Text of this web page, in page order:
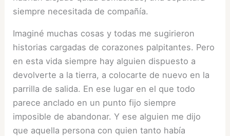
siempre necesitada de compañía.
Imaginé muchas cosas y todas me sugirieron
historias cargadas de corazones palpitantes. Pero
en esta vida siempre hay alguien dispuesto a
devolverte a la tierra, a colocarte de nuevo en la
parrilla de salida. En ese lugar en el que todo
parece anclado en un punto fijo siempre
imposible de abandonar. Y ese alguien me dijo
que aquella persona con quien tanto había